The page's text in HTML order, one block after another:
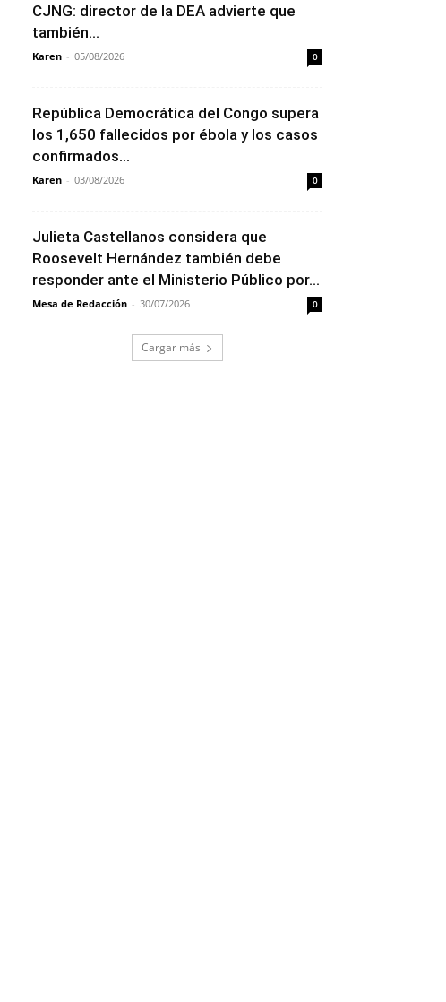
CJNG: director de la DEA advierte que
también...
Karen - 05/08/2026 0
República Democrática del Congo supera
los 1,650 fallecidos por ébola y los casos
confirmados...
Karen - 03/08/2026 0
Julieta Castellanos considera que
Roosevelt Hernández también debe
responder ante el Ministerio Público por...
Mesa de Redacción - 30/07/2026 0
Cargar más